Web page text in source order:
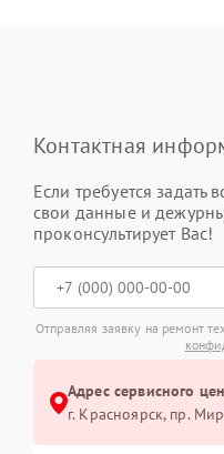
Контактная
Если требуется задать
свои данные и
проконсультирует Вас!
Отправляя заявку на ремонт
Адрес сервисного
г. Красноярск, ​пр.